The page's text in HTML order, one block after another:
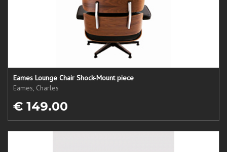
Eames Lounge Chair Shock-Mount piece
Eames, Charles
€ 149.00